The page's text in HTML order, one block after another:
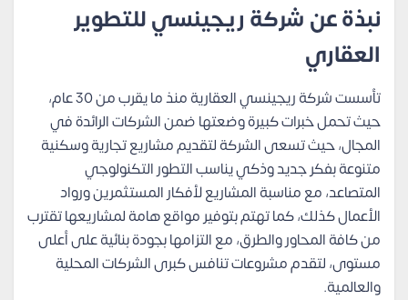
نبذة عن شركة ريجينسي للتطوير
العقاري
تأسست شركة ريجينسي العقارية منذ ما يقرب من 30 عام،
حيث تحمل خبرات كبيرة وضعتها ضمن الشركات الرائدة في
المجال، حيث تسعى الشركة لتقديم مشاريع تجارية وسكنية
متنوعة بفكر جديد وذكي يناسب التطور التكنولوجي
المتصاعد، مع مناسبة المشاريع لأفكار المستثمرين ورواد
الأعمال كذلك، كما تهتم بتوفير مواقع هامة لمشاريعها تقترب
من كافة المحاور والطرق، مع التزامها بجودة بنائية على أعلى
مستوى، لتقدم مشروعات تنافس كبرى الشركات المحلية
والعالمية.